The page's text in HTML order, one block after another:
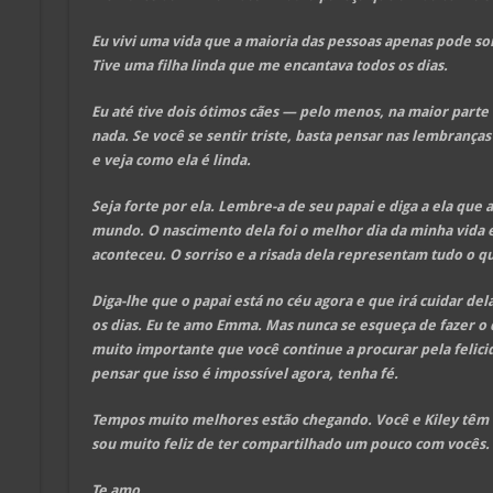
Eu vivi uma vida que a maioria das pessoas apenas pode
Tive uma filha linda que me encantava todos os dias.
Eu até tive dois ótimos cães — pelo menos, na maior
nada. Se você se sentir triste, basta pensar nas
e veja como ela é linda.
Seja forte por ela. Lembre-a de seu papai e diga a ela que
mundo. O nascimento dela foi o melhor dia da minha vida
aconteceu. O sorriso e a risada dela representam tudo o
Diga-lhe que o papai está no céu agora e que irá cuidar
os dias. Eu te amo Emma. Mas nunca se esqueça de fazer
muito importante que você continue a procurar pela
pensar que isso é impossível agora, tenha fé.
Tempos muito melhores estão chegando. Você e Kiley
sou muito feliz de ter compartilhado um pouco com vocês.